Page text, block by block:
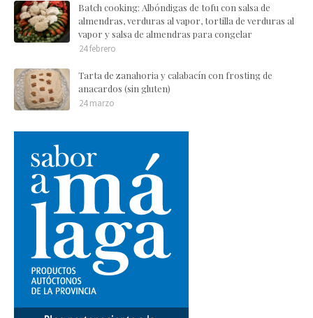
Batch cooking: Albóndigas de tofu con salsa de
almendras, verduras al vapor, tortilla de verduras al
vapor y salsa de almendras para congelar
24 febrero
Tarta de zanahoria y calabacín con frosting de
anacardos (sin gluten)
24 marzo